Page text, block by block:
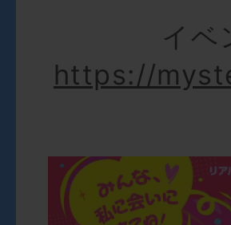
イベ
https://